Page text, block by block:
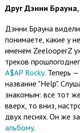
Друг Дэнни
Дэнни Брауна
понимаете, какие у
именем ZeelooperZ
треков
A$AP Rocky. Теперь
название "Help".
знакомым: все тот
вверх, то вниз,
двух песнях. Он же
альбому.